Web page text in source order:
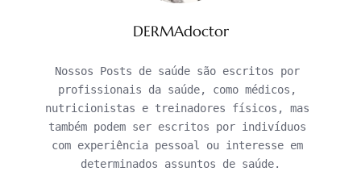
DERMAdoctor
Nossos Posts de saúde são escritos por
profissionais da saúde, como médicos,
nutricionistas e treinadores físicos, mas
também podem ser escritos por indivíduos
com experiência pessoal ou interesse em
determinados assuntos de saúde.